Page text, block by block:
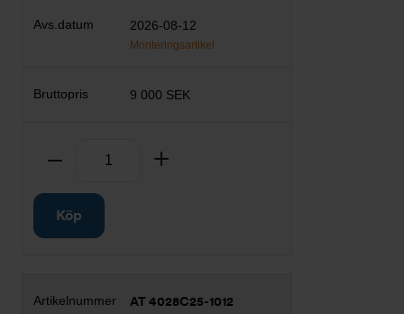
2026-08-12
Monteringsartikel
9 000 SEK
Ta bort
Köp
AT 4028C25-1012